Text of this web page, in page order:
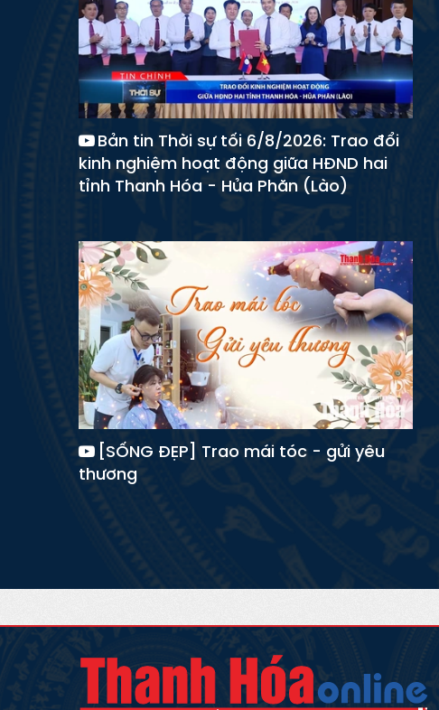
Bản tin Thời sự tối 6/8/2026: Trao đổi
kinh nghiệm hoạt động giữa HĐND hai
tỉnh Thanh Hóa - Hủa Phăn (Lào)
[SỐNG ĐẸP] Trao mái tóc - gửi yêu
thương